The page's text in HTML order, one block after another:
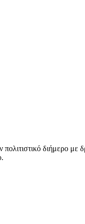
πολιτιστικό διήμερο με